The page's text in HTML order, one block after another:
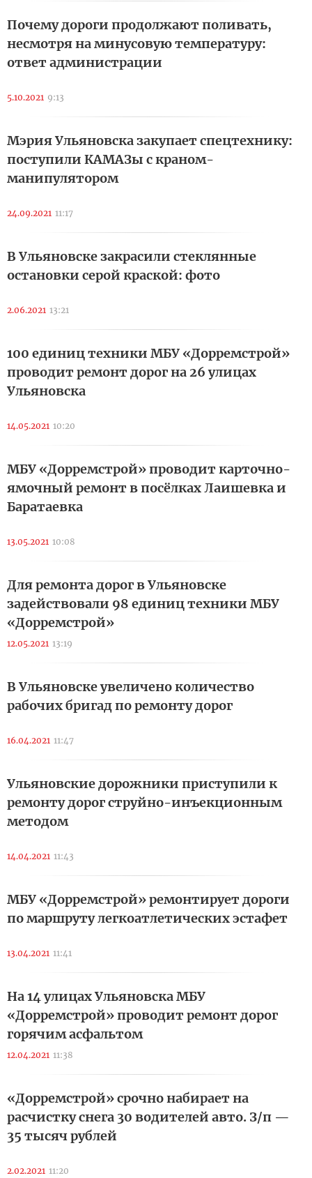
Почему дороги продолжают поливать,
несмотря на минусовую температуру:
ответ администрации
5.10.2021 9:13
Мэрия Ульяновска закупает спецтехнику:
поступили КАМАЗы с краном-
манипулятором
24.09.2021 11:17
В Ульяновске закрасили стеклянные
остановки серой краской: фото
2.06.2021 13:21
100 единиц техники МБУ «Дорремстрой»
проводит ремонт дорог на 26 улицах
Ульяновска
14.05.2021 10:20
МБУ «Дорремстрой» проводит карточно-
ямочный ремонт в посёлках Лаишевка и
Баратаевка
13.05.2021 10:08
Для ремонта дорог в Ульяновске
задействовали 98 единиц техники МБУ
«Дорремстрой»
12.05.2021 13:19
В Ульяновске увеличено количество
рабочих бригад по ремонту дорог
16.04.2021 11:47
Ульяновские дорожники приступили к
ремонту дорог струйно-инъекционным
методом
14.04.2021 11:43
МБУ «Дорремстрой» ремонтирует дороги
по маршруту легкоатлетических эстафет
13.04.2021 11:41
На 14 улицах Ульяновска МБУ
«Дорремстрой» проводит ремонт дорог
горячим асфальтом
12.04.2021 11:38
«Дорремстрой» срочно набирает на
расчистку снега 30 водителей авто. З/п —
35 тысяч рублей
2.02.2021 11:20